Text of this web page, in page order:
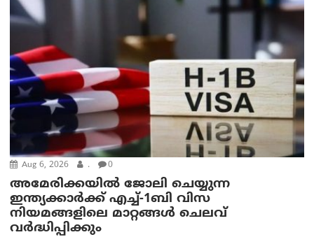
Aug 6, 2026 . 0
അമേരിക്കയില്‍ ജോലി ചെയ്യുന്ന
ഇന്ത്യക്കാർക്ക് എച്ച്-1ബി വിസ
നിയമങ്ങളിലെ മാറ്റങ്ങൾ ചെലവ്
വർദ്ധിപ്പിക്കും